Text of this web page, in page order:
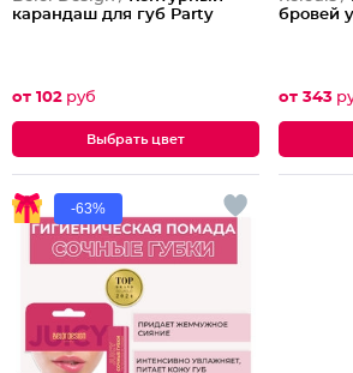
карандаш для губ Party
от 102 руб
Выбрать цвет
бровей
от 343
-63%